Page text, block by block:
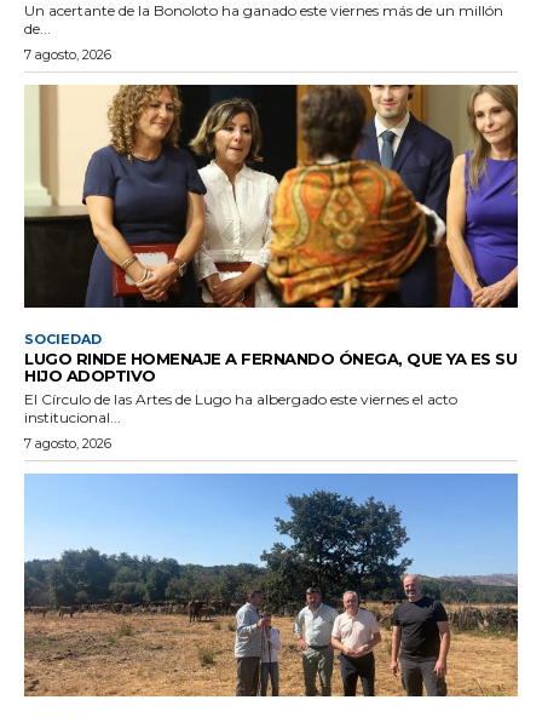
Un acertante de la Bonoloto ha ganado este viernes más de un millón
de...
7 agosto, 2026
SOCIEDAD
LUGO RINDE HOMENAJE A FERNANDO ÓNEGA, QUE YA ES SU
HIJO ADOPTIVO
El Círculo de las Artes de Lugo ha albergado este viernes el acto
institucional...
7 agosto, 2026